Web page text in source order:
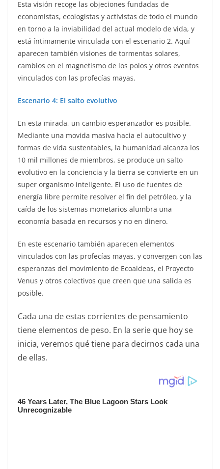
Esta visión recoge las objeciones fundadas de
economistas, ecologistas y activistas de todo el mundo
en torno a la inviabilidad del actual modelo de vida, y
está íntimamente vinculada con el escenario 2. Aquí
aparecen también visiones de tormentas solares,
cambios en el magnetismo de los polos y otros eventos
vinculados con las profecías mayas.
Escenario 4: El salto evolutivo
En esta mirada, un cambio esperanzador es posible.
Mediante una movida masiva hacia el autocultivo y
formas de vida sustentables, la humanidad alcanza los
10 mil millones de miembros, se produce un salto
evolutivo en la conciencia y la tierra se convierte en un
super organismo inteligente. El uso de fuentes de
energía libre permite resolver el fin del petróleo, y la
caída de los sistemas monetarios alumbra una
economía basada en recursos y no en dinero.
En este escenario también aparecen elementos
vinculados con las profecías mayas, y convergen con las
esperanzas del movimiento de Ecoaldeas, el Proyecto
Venus y otros colectivos que creen que una salida es
posible.
Cada una de estas corrientes de pensamiento
tiene elementos de peso. En la serie que hoy se
inicia, veremos qué tiene para decirnos cada una
de ellas.